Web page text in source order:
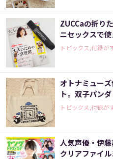
ZUCCaの折り
ニセックスで使
トピックス,付録が
オトナミュー
ト。双子パン
トピックス,付録が
人気声優・伊
クリアファイ